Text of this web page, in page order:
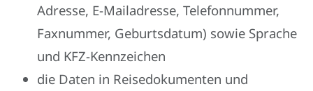
Adresse, E-Mailadresse, Telefonnummer,
Faxnummer, Geburtsdatum) sowie Sprache
und KFZ-Kennzeichen
die Daten in Reisedokumenten und